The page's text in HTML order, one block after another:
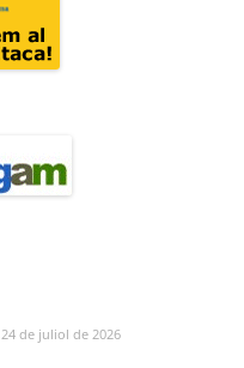
24 de juliol de 2026